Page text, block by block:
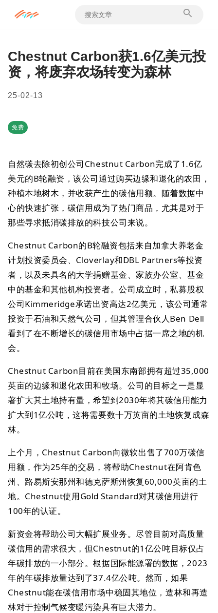
Chestnut Carbon获1.6亿美元投
资，将废弃农场转变为森林
25-02-13
免费
自然碳去除初创公司Chestnut Carbon完成了1.6亿
美元的B轮融资，该公司通过购买边缘和退化的农田，
种植本地树木，并收获产生的碳信用额。随着数据中
心的快速扩张，碳信用成为了热门商品，尤其是对于
那些寻求抵消碳排放的科技公司来说。
Chestnut Carbon的B轮融资包括来自加拿大养老金
计划投资委员会、Cloverlay和DBL Partners等投资
者，以及未具名的大学捐赠基金、家族办公室、基金
中的基金和其他机构投资者。公司成立时，私募股权
公司Kimmeridge承诺出资高达2亿美元，该公司通常
投资于石油和天然气公司，但其管理合伙人Ben Dell
看到了在不断增长的碳信用市场中占据一席之地的机
会。
Chestnut Carbon目前在美国东南部拥有超过35,000
英亩的边缘和退化农田和牧场。公司的目标之一是显
著扩大其土地持有量，希望到2030年将其碳信用能力
扩大到1亿公吨，这将需要数十万英亩的土地恢复成森
林。
上个月，Chestnut Carbon向微软出售了700万碳信
用额，作为25年的交易，将帮助Chestnut在阿肯色
州、路易斯安那州和德克萨斯州恢复60,000英亩的土
地。Chestnut使用Gold Standard对其碳信用进行
100年的认证。
新资金将帮助公司大幅扩展业务。尽管目前对高质量
碳信用的需求很大，但Chestnut的1亿公吨目标仅占
年碳排放的一小部分。根据国际能源署的数据，2023
年的年碳排放量达到了37.4亿公吨。然而，如果
Chestnut能在碳信用市场中稳固其地位，造林和再造
林对于控制气候变暖污染具有巨大潜力。